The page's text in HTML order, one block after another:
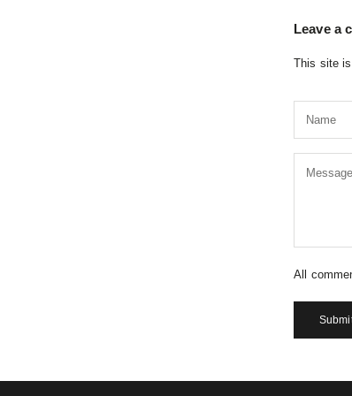
Leave a
This site
All